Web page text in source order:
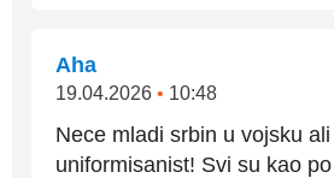
Aha
19.04.2026 • 10:48
Nece mladi srbin u vojsku
uniformisanist! Svi su kao